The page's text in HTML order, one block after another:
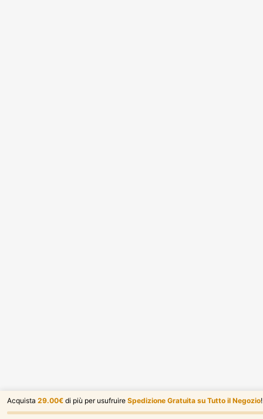
Acquista 29.00€di più per usufruire Spedizione Gratuita su Tutto il Negozio!